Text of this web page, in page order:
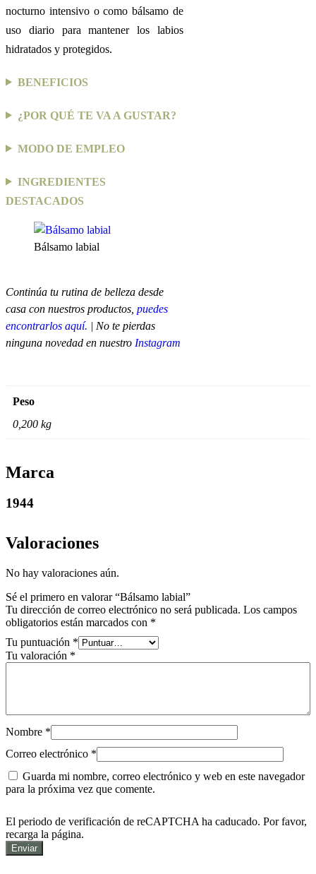
nocturno intensivo o como bálsamo de
uso diario para mantener los labios
hidratados y protegidos.
BENEFICIOS
¿POR QUÉ TE VA A GUSTAR?
MODO DE EMPLEO
INGREDIENTES
DESTACADOS
Bálsamo labial
Continúa tu rutina de belleza desde
casa con nuestros productos, puedes
encontrarlos aquí. | No te pierdas
ninguna novedad en nuestro Instagram
Peso
0,200 kg
Marca
1944
Valoraciones
No hay valoraciones aún.
Sé el primero en valorar “Bálsamo labial”
Tu dirección de correo electrónico no será publicada. Los campos
obligatorios están marcados con *
Tu puntuación *
Tu valoración *
Nombre *
Correo electrónico *
Guarda mi nombre, correo electrónico y web en este navegador
para la próxima vez que comente.
El periodo de verificación de reCAPTCHA ha caducado. Por favor,
recarga la página.